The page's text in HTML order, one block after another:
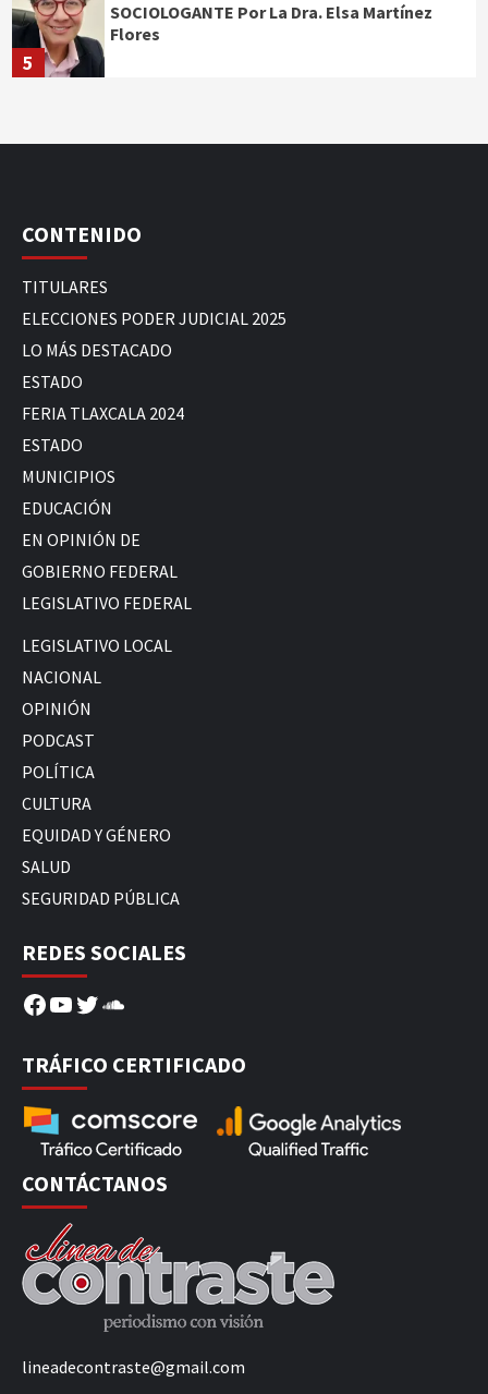
5
SOCIOLOGANTE Por La Dra. Elsa Martínez
Flores
CONTENIDO
TITULARES
ELECCIONES PODER JUDICIAL 2025
LO MÁS DESTACADO
ESTADO
FERIA TLAXCALA 2024
ESTADO
MUNICIPIOS
EDUCACIÓN
EN OPINIÓN DE
GOBIERNO FEDERAL
LEGISLATIVO FEDERAL
LEGISLATIVO LOCAL
NACIONAL
OPINIÓN
PODCAST
POLÍTICA
CULTURA
EQUIDAD Y GÉNERO
SALUD
SEGURIDAD PÚBLICA
REDES SOCIALES
Facebook
YouTube
Twitter
SoundCloud
TRÁFICO CERTIFICADO
CONTÁCTANOS
lineadecontraste@gmail.com